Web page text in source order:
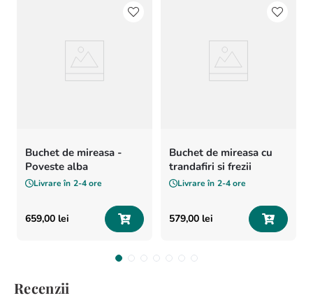
Buchet de mireasa -
Poveste alba
Livrare în 2-4 ore
659,00 lei
Buchet de mireasa cu
trandafiri si frezii
Livrare în 2-4 ore
579,00 lei
Recenzii